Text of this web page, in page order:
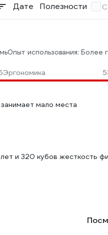
Дате Полезности
Опыт использования: Более
Эргономика 5
мало места
и 320 кубов жесткость